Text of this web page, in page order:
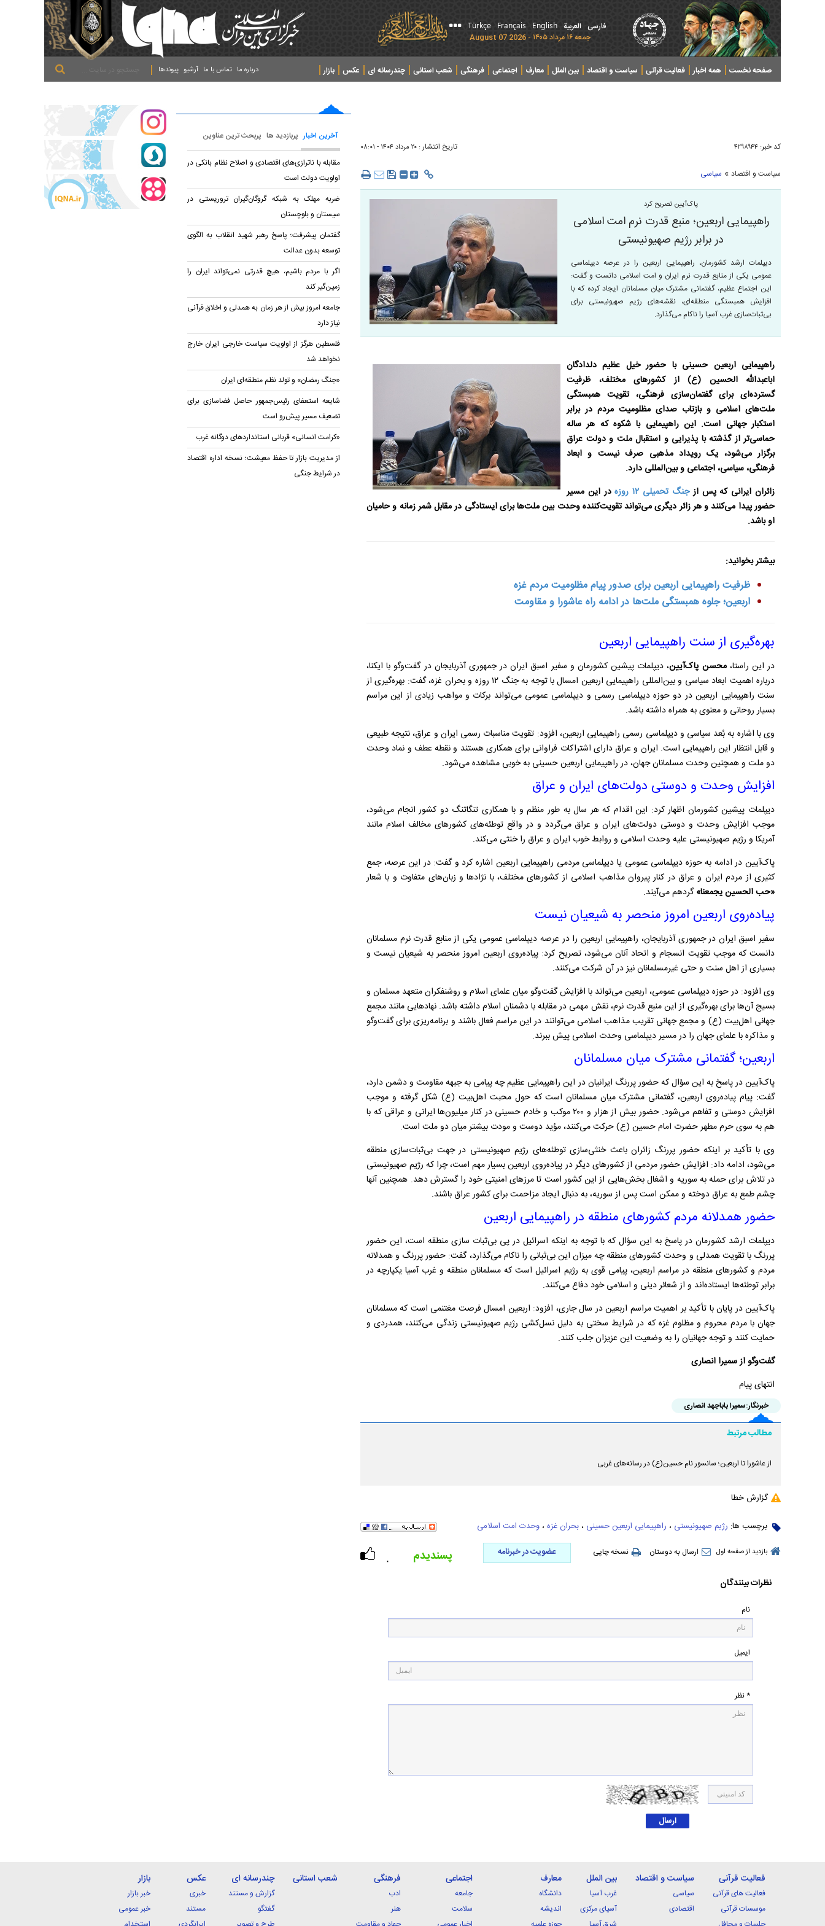
فارسی العربیة English
Français
Türkçe
جمعه ۱۶ مرداد ۱۴۰۵ - 2026 August 07
صفحه نخست همه اخبار فعالیت قرآنی سیاست و اقتصاد بین الملل معارف اجتماعی فرهنگی شعب استانی چندرسانه ای عکس
بازار
پیوندها آرشیو تماس با ما درباره ما
کد خبر: ۴۲۹۸۹۴۴ تاریخ انتشار : ۲۰ مرداد ۱۴۰۴ - ۰۸:۰۱
سیاست و اقتصاد » سیاسی
پاک‌آیین تصریح کرد
راهپیمایی اربعین؛ منبع قدرت نرم امت اسلامی
در برابر رژیم صهیونیستی
دیپلمات ارشد کشورمان، راهپیمایی اربعین را در عرصه دیپلماسی
عمومی یکی از منابع قدرت نرم ایران و امت اسلامی دانست و گفت:
این اجتماع عظیم، گفتمانی مشترک میان مسلمانان ایجاد کرده که با
افزایش همبستگی منطقه‌ای، نقشه‌های رژیم صهیونیستی برای
بی‌ثبات‌سازی غرب آسیا را ناکام می‌گذارد.
راهپیمایی اربعین حسینی با حضور خیل عظیم دلدادگان
اباعبدالله الحسین (ع) از کشورهای مختلف، ظرفیت
گسترده‌ای برای گفتمان‌سازی فرهنگی، تقویت همبستگی
ملت‌های اسلامی و بازتاب صدای مظلومیت مردم در برابر
استکبار جهانی است. این راهپیمایی با شکوه که هر ساله
حماسی‌تر از گذشته با پذیرایی و استقبال ملت و دولت عراق
برگزار می‌شود، یک رویداد مذهبی صرف نیست و ابعاد
فرهنگی، سیاسی، اجتماعی و بین‌المللی دارد.
زائران ایرانی که پس ازجنگ تحمیلی ۱۲ روزه
در این مسیر
حضور پیدا می‌کنند و هر زائر دیگری می‌تواند تقویت‌کننده وحدت بین ملت‌ها برای ایستادگی در مقابل شمر زمانه و حامیان
او باشد.
بیشتر بخوانید:
ظرفیت راهپیمایی اربعین برای صدور پیام مظلومیت مردم غزه
اربعین؛ جلوه همبستگی ملت‌ها در ادامه راه عاشورا و مقاومت
بهره‌گیری از سنت راهپیمایی اربعین
در این راستا،محسن پاک‌آیین، دیپلمات پیشین کشورمان و سفیر اسبق ایران در جمهوری آذربایجان در گفت‌وگو با ایکنا،
درباره اهمیت ابعاد سیاسی و بین‌المللی راهپیمایی اربعین امسال با توجه به جنگ ۱۲ روزه و بحران غزه، گفت:
بهره‌گیری از
سنت راهپیمایی اربعین در دو حوزه دیپلماسی رسمی و دیپلماسی عمومی می‌تواند برکات و مواهب زیادی از این مراسم
بسیار روحانی و معنوی به همراه داشته باشد.
وی با اشاره به بُعد سیاسی و دیپلماسی رسمی راهپیمایی اربعین، افزود: تقویت مناسبات رسمی ایران و عراق، نتیجه طبیعی
و قابل انتظار این راهپیمایی است. ایران و عراق دارای اشتراکات فراوانی برای همکاری هستند و نقطه عطف و نماد وحدت
دو ملت و همچنین وحدت مسلمانان جهان، در راهپیمایی اربعین حسینی به خوبی مشاهده می‌شود.
افزایش وحدت و دوستی دولت‌های ایران و عراق
دیپلمات پیشین کشورمان اظهار کرد: این اقدام که هر سال به طور منظم و با همکاری تنگاتنگ دو کشور انجام می‌شود،
موجب افزایش وحدت و دوستی دولت‌های ایران و عراق می‌گردد و در واقع توطئه‌های کشورهای مخالف اسلام مانند
آمریکا و رژیم صهیونیستی علیه وحدت اسلامی و روابط خوب ایران و عراق را خنثی می‌کند.
پاک‌آیین در ادامه به حوزه دیپلماسی عمومی یا دیپلماسی مردمی راهپیمایی اربعین اشاره کرد و گفت: در این عرصه، جمع
کثیری از مردم ایران و عراق در کنار پیروان مذاهب اسلامی از کشورهای مختلف، با نژادها و زبان‌های متفاوت و با شعار
«حب الحسین یجمعنا»گردهم می‌آیند.
پیاده‌روی اربعین امروز منحصر به شیعیان نیست
سفیر اسبق ایران در جمهوری آذربایجان، راهپیمایی اربعین را در عرصه دیپلماسی عمومی یکی از منابع قدرت نرم مسلمانان
دانست که موجب تقویت انسجام و اتحاد آنان می‌شود، تصریح کرد: پیاده‌روی اربعین امروز منحصر به شیعیان نیست و
بسیاری از اهل سنت و حتی غیرمسلمانان نیز در آن شرکت می‌کنند.
وی افزود: در حوزه دیپلماسی عمومی، اربعین می‌تواند با افزایش گفت‌وگو میان علمای اسلام و روشنفکران متعهد مسلمان و
بسیج آن‌ها برای بهره‌گیری از این منبع قدرت نرم، نقش مهمی در مقابله با دشمنان اسلام داشته باشد. نهادهایی مانند مجمع
جهانی اهل‌بیت (ع) و مجمع جهانی تقریب مذاهب اسلامی می‌توانند در این مراسم فعال باشند و برنامه‌ریزی برای گفت‌وگو
و مذاکره با علمای جهان را در مسیر دیپلماسی وحدت اسلامی پیش ببرند.
اربعین؛ گفتمانی مشترک میان مسلمانان
پاک‌آیین در پاسخ به این سؤال که حضور پررنگ ایرانیان در این راهپیمایی عظیم چه پیامی به جبهه مقاومت و دشمن دارد،
گفت: پیام پیاده‌روی اربعین، گفتمانی مشترک میان مسلمانان است که حول محبت اهل‌بیت (ع) شکل گرفته و موجب
افزایش دوستی و تفاهم می‌شود. حضور بیش از هزار و ۲۰۰ موکب و خادم حسینی در کنار میلیون‌ها ایرانی و عراقی که با
هم به سوی حرم مطهر حضرت امام حسین (ع) حرکت می‌کنند، مؤید دوست و مودت بیشتر میان دو ملت است.
وی با تأکید بر اینکه حضور پررنگ زائران باعث خنثی‌سازی توطئه‌های رژیم صهیونیستی در جهت بی‌ثبات‌سازی منطقه
می‌شود، ادامه داد: افزایش حضور مردمی از کشورهای دیگر در پیاده‌روی اربعین بسیار مهم است، چرا که رژیم صهیونیستی
در تلاش برای حمله به سوریه و اشغال بخش‌هایی از این کشور است تا مرزهای امنیتی خود را گسترش دهد. همچنین آنها
چشم طمع به عراق دوخته و ممکن است پس از سوریه، به دنبال ایجاد مزاحمت برای کشور عراق باشند.
حضور همدلانه مردم کشورهای منطقه در راهپیمایی اربعین
دیپلمات ارشد کشورمان در پاسخ به این سؤال که با توجه به اینکه اسرائیل در پی بی‌ثبات سازی منطقه است، این حضور
پررنگ با تقویت همدلی و وحدت کشورهای منطقه چه میزان این بی‌ثبانی را ناکام می‌گذارد، گفت: حضور پررنگ و همدلانه
مردم و کشورهای منطقه در مراسم اربعین، پیامی قوی به رژیم اسرائیل است که مسلمانان منطقه و غرب آسیا یکپارچه در
برابر توطئه‌ها ایستاده‌اند و از شعائر دینی و اسلامی خود دفاع می‌کنند.
پاک‌آیین در پایان با تأکید بر اهمیت مراسم اربعین در سال جاری، افزود: اربعین امسال فرصت مغتنمی است که مسلمانان
جهان با مردم محروم و مظلوم غزه که در شرایط سختی به دلیل نسل‌کشی رژیم صهیونیستی زندگی می‌کنند، همدردی و
حمایت کنند و توجه جهانیان را به وضعیت این عزیزان جلب کنند.
گفت‌وگو از سمیرا انصاری
انتهای پیام
خبرنگار:سمیرا باباجهد انصاری
مطالب مرتبط
از عاشورا تا اربعین؛ سانسور نام حسین(ع) در رسانه‌های غربی
گزارش خطا
برچسب ها: رژیم صهیونیستی ، راهپیمایی اربعین حسینی ، بحران غزه ، وحدت امت اسلامی
بازدید از صفحه اول ارسال به دوستان نسخه چاپی عضویت در خبرنامه
۰ پسندیدم
نظرات بینندگان
نام
ایمیل
* نظر
آخرین اخبار پربازدید ها پربحث ترین عناوین
مقابله با ناترازی‌های اقتصادی و اصلاح نظام بانکی در
اولویت دولت است
ضربه مهلک به شبکه گروگان‌گیران تروریستی در
سیستان و بلوچستان
گفتمان پیشرفت؛ پاسخ رهبر شهید انقلاب به الگوی
توسعه بدون عدالت
اگر با مردم باشیم، هیچ قدرتی نمی‌تواند ایران را
زمین‌گیر کند
جامعه امروز بیش از هر زمان به همدلی و اخلاق قرآنی
نیاز دارد
فلسطین هرگز از اولویت سیاست خارجی ایران خارج
نخواهد شد
«جنگ رمضان» و تولد نظم منطقه‌ای ایران
شایعه استعفای رئیس‌جمهور حاصل فضاسازی برای
تضعیف مسیر پیش‌رو است
«کرامت انسانی» قربانی استاندارد‌های دوگانه غرب
از مدیریت بازار تا حفظ معیشت؛ نسخه اداره اقتصاد
در شرایط جنگی
فعالیت قرآنی
فعالیت های قرآنی
موسسات قرآنی
سیاست و اقتصاد
سیاسی
اقتصادی
بین الملل
غرب آسیا
آسیای مرکزی
معارف
دانشگاه
اندیشه
اجتماعی
جامعه
سلامت
فرهنگی
ادب
هنر
شعب استانی چندرسانه ای
گزارش و مستند
گفتگو
عکس
خبری
مستند
بازار
خبر بازار
خبر عمومی